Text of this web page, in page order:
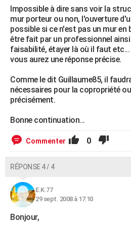
Impossible à dire sans voir la
mur porteur ou non, l'ouverture
possible si ce n'est pas un mur en
être fait par un professionnel
faisabilité, étayer là où il faut etc...
vous aurez une réponse précise.
Comme le dit Guillaume85, il
nécessaires pour la copropriété
précisément.
Bonne continuation...
Commenter 0
RÉPONSE 4 / 4
E.K.77
29 sept. 2008 à 17:10
Bonjour,